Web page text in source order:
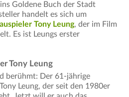
Goldene Buch der Stadt
handelt es sich um
Tony Leung, der im Film
Es ist Leungs erster
Tony Leung
berühmt: Der 61-jährige
Leung, der seit den 1980er